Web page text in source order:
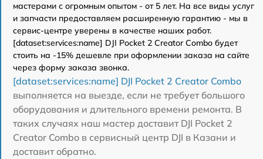
мастерами с огромным опытом - от 5 лет. На все виды услуг
и запчасти предоставляем расширенную гарантию - мы в
сервис-центре уверены в качестве наших работ.
[dataset:services:name] DJI Pocket 2 Creator Combo будет
стоить на -15% дешевле при оформлении заказа на сайте
через форму заказа звонка.
[dataset:services:name] DJI Pocket 2 Creator Combo
выполняется на выезде, если не требует большого
оборудования и длительного времени ремонта. В
таких случаях наш мастер доставит DJI Pocket 2
Creator Combo в сервисный центр DJI в Казани и
доставит обратно.